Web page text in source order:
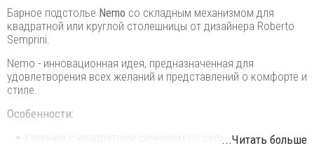
Барное подстолье Nemo со складным механизмом для
квадратной или круглой столешницы от дизайнера Roberto
Semprini.
Nemo - инновационная идея, предназначенная для
удовлетворения всех желаний и представлений о комфорте и
стиле.
Особенности:
Колонна с квадратным сечением со скошенными...Читать больше